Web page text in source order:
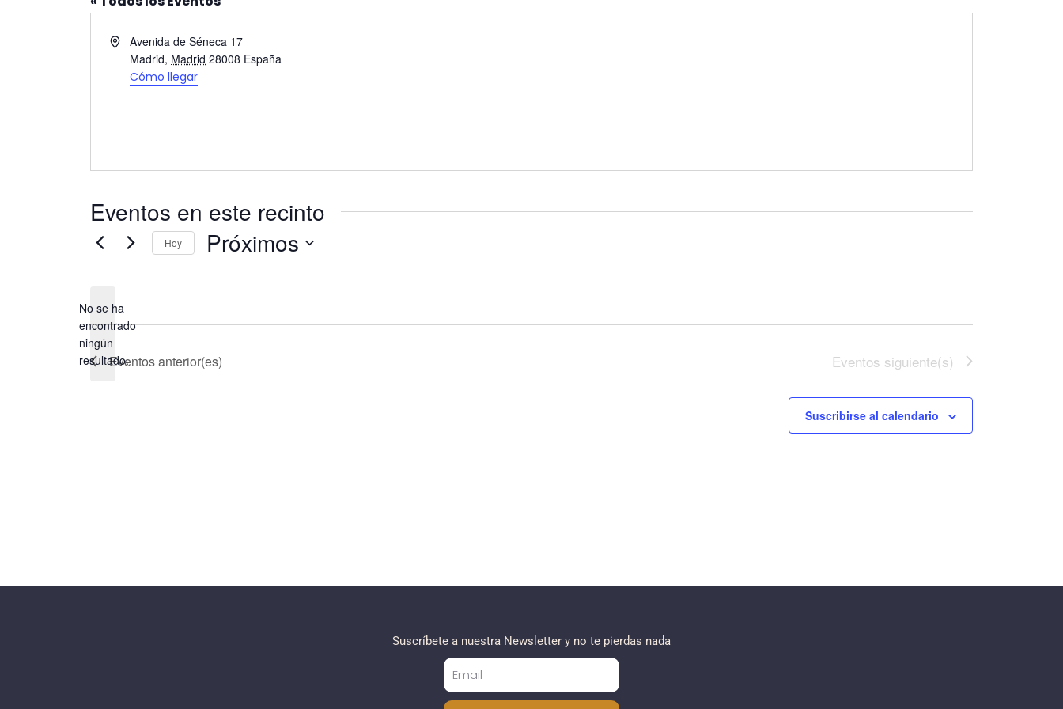
Dirección
Avenida de Séneca 17
Madrid, Madrid 28008 España
Cómo llegar
Eventos en este recinto
Aviso
No se ha
encontrado
ningún
resultado.
Hoy Próximos
Eventosanterior(es) Eventos siguiente(s)
Suscribirse al calendario
Suscríbete a nuestra Newsletter y no te pierdas nada